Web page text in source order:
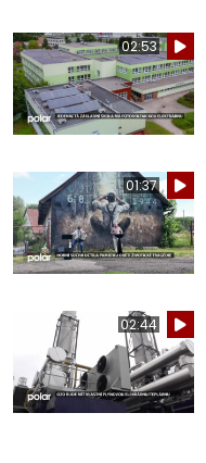
02:53
01:37
02:44